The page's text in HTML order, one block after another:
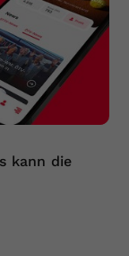
kann die